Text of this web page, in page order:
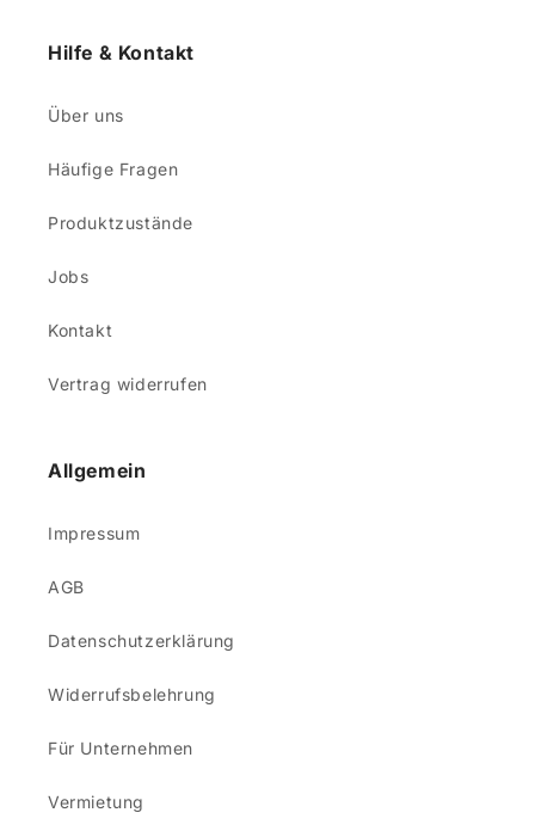
Hilfe & Kontakt
Über uns
Häufige Fragen
Produktzustände
Jobs
Kontakt
Vertrag widerrufen
Allgemein
Impressum
AGB
Datenschutzerklärung
Widerrufsbelehrung
Für Unternehmen
Vermietung